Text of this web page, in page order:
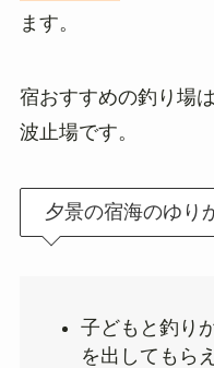
ます。
宿おすすめの釣り場は
波止場です。
夕景の宿海のゆり
子どもと釣り
を出してもら